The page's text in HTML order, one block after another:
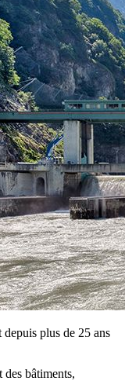
plus de 25 ans
des bâtiments,